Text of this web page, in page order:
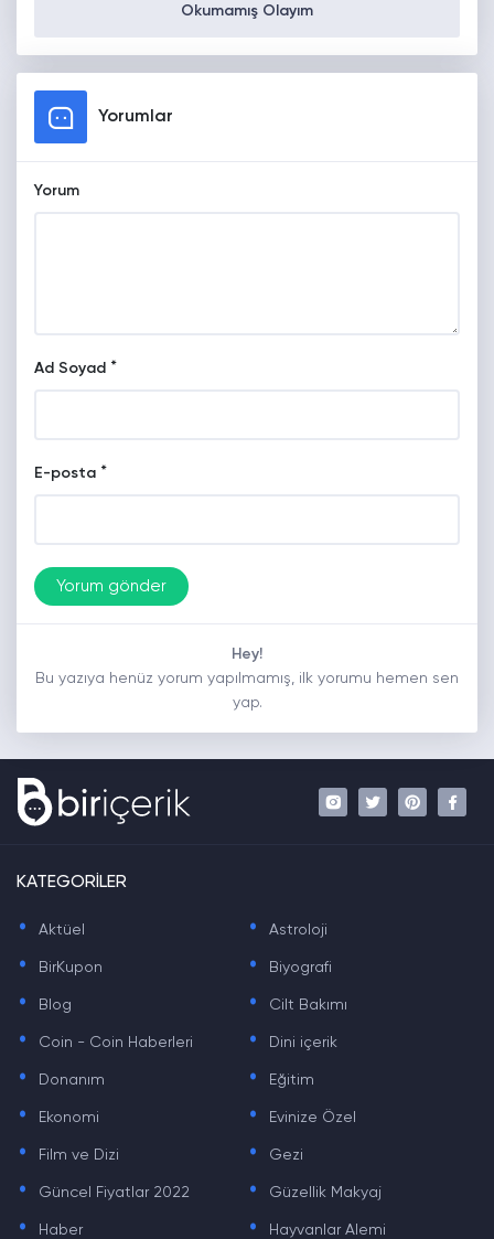
Okumamış Olayım
Yorumlar
Yorum
Ad Soyad *
E-posta *
Hey!
Bu yazıya henüz yorum yapılmamış, ilk yorumu hemen sen
yap.
KATEGORİLER
. Aktüel . Astroloji
. BirKupon . Biyografi
. Blog . Cilt Bakımı
. Coin - Coin Haberleri . Dini içerik
. Donanım . Eğitim
. Ekonomi . Evinize Özel
. Film ve Dizi . Gezi
. Güncel Fiyatlar 2022 . Güzellik Makyaj
. Haber . Hayvanlar Alemi